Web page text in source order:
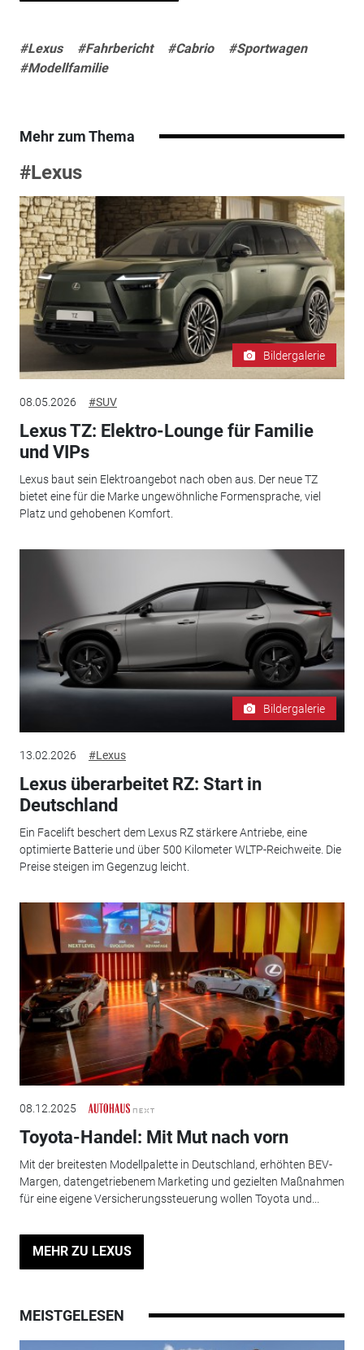
#Lexus #Fahrbericht #Cabrio
#Sportwagen
#Modellfamilie
Mehr zum Thema
#Lexus
Bildergalerie
08.05.2026 #SUV
Lexus TZ: Elektro-Lounge für Familie
und VIPs
Lexus baut sein Elektroangebot nach oben aus. Der neue TZ
bietet eine für die Marke ungewöhnliche Formensprache, viel
Platz und gehobenen Komfort.
Bildergalerie
13.02.2026 #Lexus
Lexus überarbeitet RZ: Start in
Deutschland
Ein Facelift beschert dem Lexus RZ stärkere Antriebe, eine
optimierte Batterie und über 500 Kilometer WLTP-Reichweite. Die
Preise steigen im Gegenzug leicht.
08.12.2025
Toyota-Handel: Mit Mut nach vorn
Mit der breitesten Modellpalette in Deutschland, erhöhten BEV-
Margen, datengetriebenem Marketing und gezielten Maßnahmen
für eine eigene Versicherungssteuerung wollen Toyota und...
MEHR ZU LEXUS
MEISTGELESEN